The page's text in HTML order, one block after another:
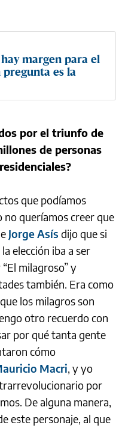
margen para el
es la
por el triunfo de
de personas
que podíamos
no queríamos creer que
Jorge Asís dijo que si
elección iba a ser
milagroso” y
también. Era como
los milagros son
otro recuerdo con
por qué tanta gente
cómo
Macri, y yo
por
De alguna manera,
este personaje, al que